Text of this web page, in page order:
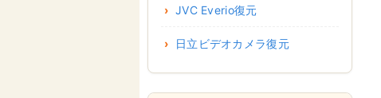
JVC Everio復元
日立ビデオカメラ復元